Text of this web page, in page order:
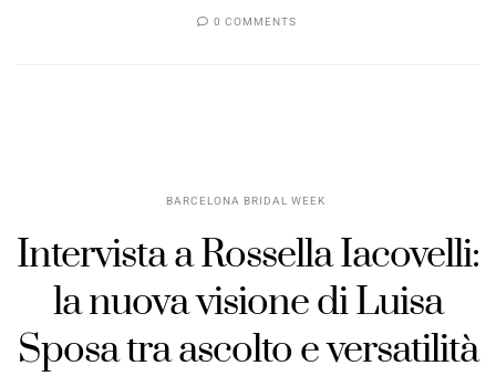
0 COMMENTS
BARCELONA BRIDAL WEEK
Intervista a Rossella Iacovelli:
la nuova visione di Luisa
Sposa tra ascolto e versatilità